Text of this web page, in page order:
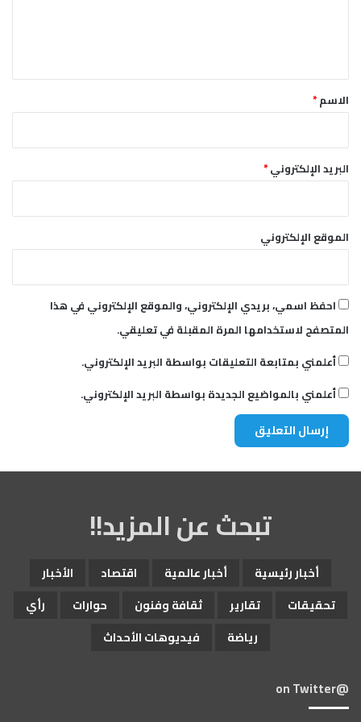
*الاسم*
البريد الإلكتروني*
الموقع الإلكتروني
احفظ اسمي، بريدي الإلكتروني، والموقع الإلكتروني في هذا
المتصفح لاستخدامها المرة المقبلة في تعليقي.
أعلمني بمتابعة التعليقات بواسطة البريد الإلكتروني.
أعلمني بالمواضيع الجديدة بواسطة البريد الإلكتروني.
تبحث عن المزيد!!
أخبار رئيسية أخبار عالمية اقتصاد
الأخبار
تحقيقات
تقارير ثقافة وفنون حوارات
رأي
رياضة
فيديوهات الأحداث
@on Twitter